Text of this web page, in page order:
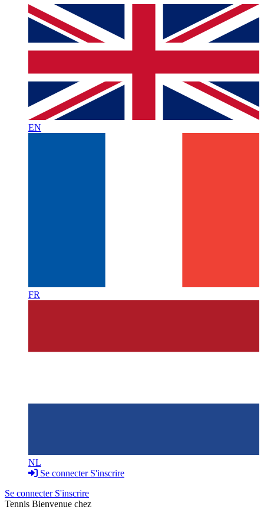
EN
FR
NL
Se connecter S'inscrire
Se connecter S'inscrire
Tennis Bienvenue chez